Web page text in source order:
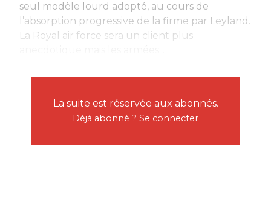
seul modèle lourd adopté, au cours de
l’absorption progressive de la firme par Leyland.
La Royal air force sera un client plus
La suite est réservée aux abonnés.
Déjà abonné ? Se connecter